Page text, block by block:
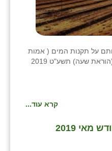
על תקנות המים ( אמות
מידה להקצאת מים לחקלאות), (הוראת שעה) תשע"ט 2019
קרא עוד...
2019